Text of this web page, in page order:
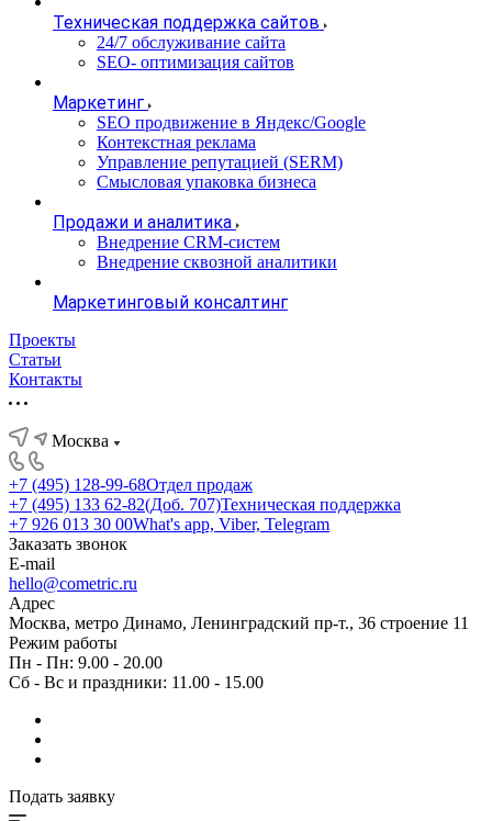
Техническая поддержка сайтов
24/7 обслуживание сайта
SEO- оптимизация сайтов
Маркетинг
SEO продвижение в Яндекс/Google
Контекстная реклама
Управление репутацией (SERM)
Смысловая упаковка бизнеса
Продажи и аналитика
Внедрение CRM-систем
Внедрение сквозной аналитики
Маркетинговый консалтинг
Проекты
Статьи
Контакты
Москва
+7 (495) 128-99-68Отдел продаж
+7 (495) 133 62-82(Доб. 707)Техническая поддержка
+7 926 013 30 00What's app, Viber, Telegram
Заказать звонок
E-mail
hello@cometric.ru
Адрес
Москва, метро Динамо, Ленинградский пр-т., 36 строение 11
Режим работы
Пн - Пн: 9.00 - 20.00
Сб - Вс и праздники: 11.00 - 15.00
Подать заявку